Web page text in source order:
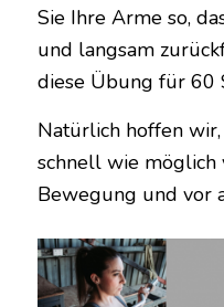
Sie Ihre Arme so,
und langsam
diese Übung für 60
Natürlich hoffen
schnell wie möglich
Bewegung und vor